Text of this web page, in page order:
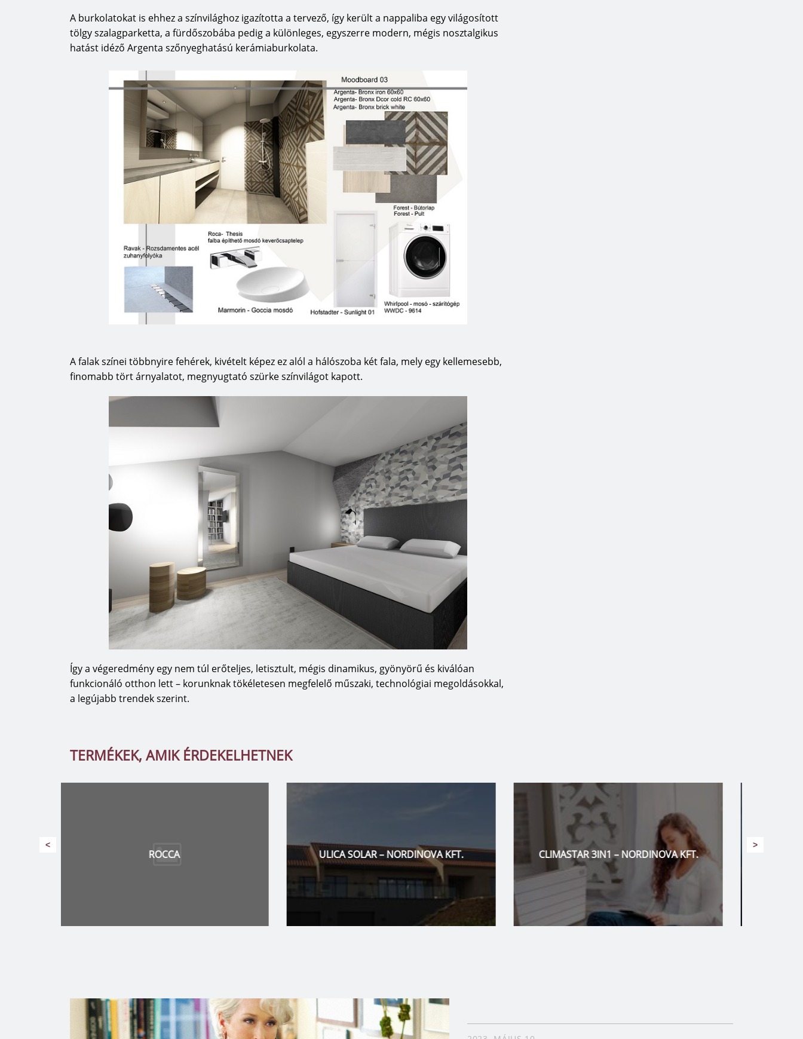
A burkolatokat is ehhez a színvilághoz igazította a tervező, így került a nappaliba egy világosított
tölgy szalagparketta, a fürdőszobába pedig a különleges, egyszerre modern, mégis nosztalgikus
hatást idéző Argenta szőnyeghatású kerámiaburkolata.
A falak színei többnyire fehérek, kivételt képez ez alól a hálószoba két fala, mely egy kellemesebb,
finomabb tört árnyalatot, megnyugtató szürke színvilágot kapott.
Így a végeredmény egy nem túl erőteljes, letisztult, mégis dinamikus, gyönyörű és kiválóan
funkcionáló otthon lett – korunknak tökéletesen megfelelő műszaki, technológiai megoldásokkal,
a legújabb trendek szerint.
TERMÉKEK, AMIK ÉRDEKELHETNEK
<
ULICA SOLAR – NORDINOVA KFT. CLIMASTAR 3IN1 – NORDINOVA KFT. KLUDI
>